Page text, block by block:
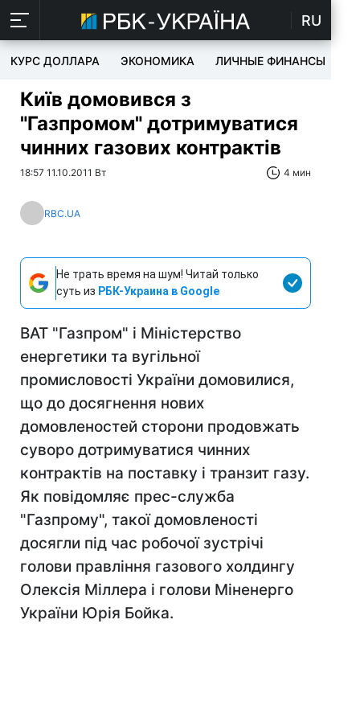
RU
КУРС ДОЛЛАРА ЭКОНОМИКА ЛИЧНЫЕ ФИНАНСЫ
Київ домовився з
"Газпромом" дотримуватися
чинних газових контрактів
18:57 11.10.2011 Вт 4 мин
RBC.UA
Не трать время на шум! Читай только
суть из РБК-Украина в Google
ВАТ "Газпром" і Міністерство
енергетики та вугільної
промисловості України домовилися,
що до досягнення нових
домовленостей сторони продовжать
суворо дотримуватися чинних
контрактів на поставку і транзит газу.
Як повідомляє прес-служба
"Газпрому", такої домовленості
досягли під час робочої зустрічі
голови правління газового холдингу
Олексія Міллера і голови Міненерго
України Юрія Бойка.